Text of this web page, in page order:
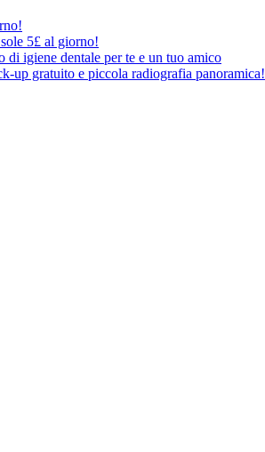
5£ al giorno!
igiene dentale per te e un tuo amico
up gratuito e piccola radiografia panoramica!